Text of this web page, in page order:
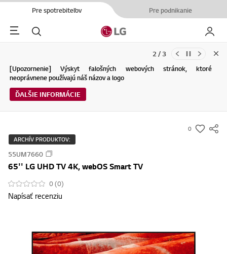
Pre spotrebiteľov Pre podnikanie
Menu Hľadať Moje
Aktualizácie Podmienok používania služby spoločnosti LG Electronics
a Zásad ochrany osobných údajov (04.29.2026)
[Upozornenie] Výskyt falošných webových stránok, ktoré
neoprávnene používajú náš názov a logo
ĎALŠIE INFORMÁCIE
2 / 3
0
s
ARCHÍV PRODUKTOV:
55UM7660
65'' LG UHD TV 4K, webOS Smart TV
0 (0)
Napísať recenziu